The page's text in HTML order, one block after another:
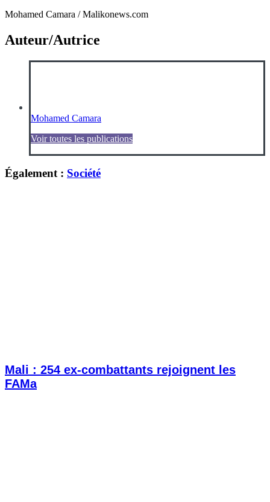
Mohamed Camara / Malikonews.com
Auteur/Autrice
Mohamed Camara
Voir toutes les publications
Également : Société
Mali : 254 ex-combattants rejoignent les
FAMa